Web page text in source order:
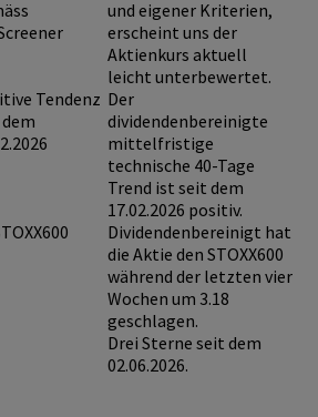
und eigener Kriterien,
erscheint uns der
Aktienkurs aktuell
leicht unterbewertet.
Tendenz Der
dividendenbereinigte
mittelfristige
technische 40-Tage
Trend ist seit dem
17.02.2026 positiv.
Dividendenbereinigt hat
die Aktie den STOXX600
während der letzten vier
Wochen um 3.18
geschlagen.
Drei Sterne seit dem
02.06.2026.